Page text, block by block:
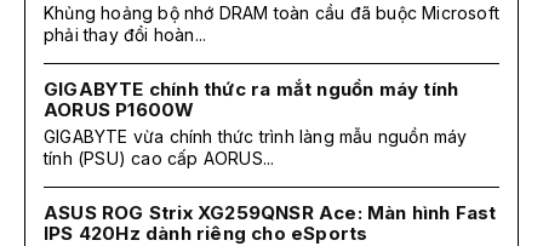
Khủng hoảng bộ nhớ DRAM toàn cầu đã buộc Microsoft
phải thay đổi hoàn...
GIGABYTE chính thức ra mắt nguồn máy tính
AORUS P1600W
GIGABYTE vừa chính thức trình làng mẫu nguồn máy
tính (PSU) cao cấp AORUS...
ASUS ROG Strix XG259QNSR Ace: Màn hình Fast
IPS 420Hz dành riêng cho eSports